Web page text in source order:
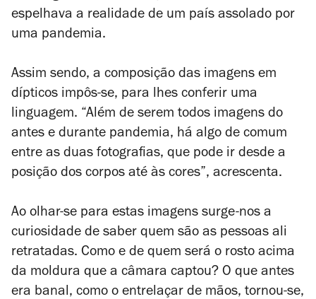
espelhava a realidade de um país assolado por
uma pandemia.
Assim sendo, a composição das imagens em
dípticos impôs-se, para lhes conferir uma
linguagem. “Além de serem todos imagens do
antes e durante pandemia, há algo de comum
entre as duas fotografias, que pode ir desde a
posição dos corpos até às cores”, acrescenta.
Ao olhar-se para estas imagens surge-nos a
curiosidade de saber quem são as pessoas ali
retratadas. Como e de quem será o rosto acima
da moldura que a câmara captou? O que antes
era banal, como o entrelaçar de mãos, tornou-se,